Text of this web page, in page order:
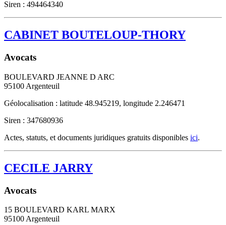
Siren : 494464340
CABINET BOUTELOUP-THORY
Avocats
BOULEVARD JEANNE D ARC
95100 Argenteuil
Géolocalisation : latitude 48.945219, longitude 2.246471
Siren : 347680936
Actes, statuts, et documents juridiques gratuits disponibles ici.
CECILE JARRY
Avocats
15 BOULEVARD KARL MARX
95100Argenteuil